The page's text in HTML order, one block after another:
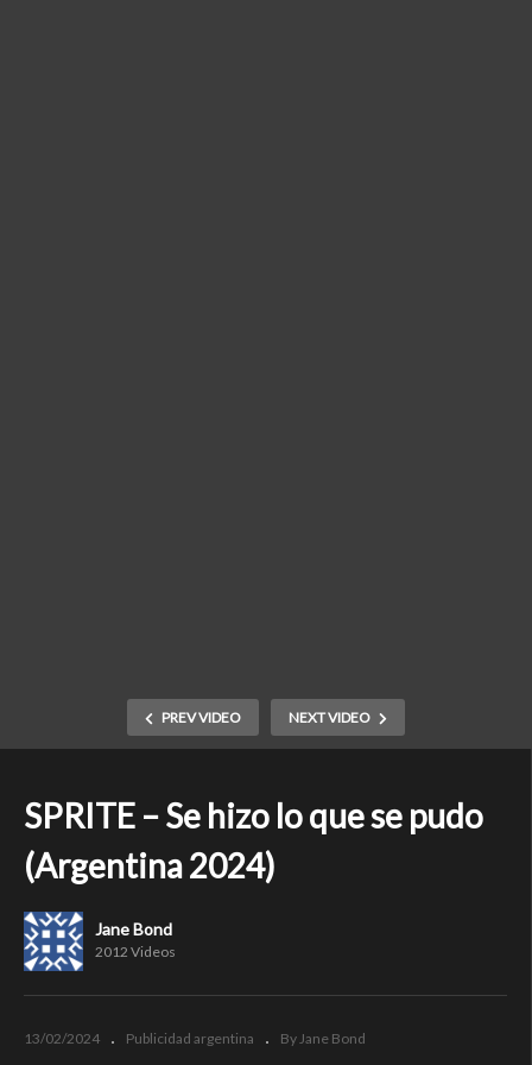
PREV VIDEO NEXT VIDEO
SPRITE – Se hizo lo que se pudo
(Argentina 2024)
Jane Bond
2012 Videos
13/02/2024 Publicidad argentina By Jane Bond